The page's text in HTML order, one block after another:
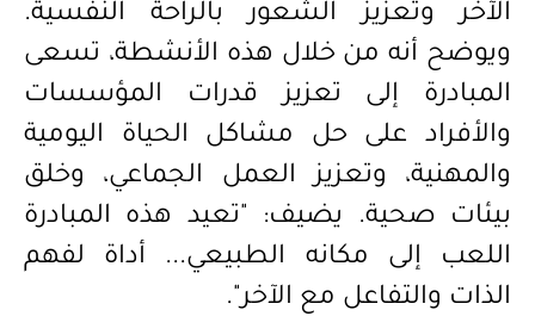
الآخر وتعزيز الشعور بالراحة النفسية.
ويوضح أنه من خلال هذه الأنشطة، تسعى
المبادرة إلى تعزيز قدرات المؤسسات
والأفراد على حل مشاكل الحياة اليومية
والمهنية، وتعزيز العمل الجماعي، وخلق
بيئات صحية. يضيف: "تعيد هذه المبادرة
اللعب إلى مكانه الطبيعي... أداة لفهم
الذات والتفاعل مع الآخر".